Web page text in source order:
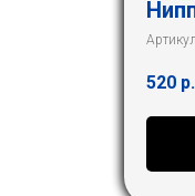
520 р.